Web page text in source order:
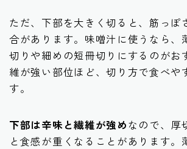
ただ、下部を大きく切ると、筋っぽ
合があります。味噌汁に使うなら、
切りや細めの短冊切りにするのがお
維が強い部位ほど、切り方で食べや
す。
下部は辛味と繊維が強めなので、厚
と食感が重くなることがあります。